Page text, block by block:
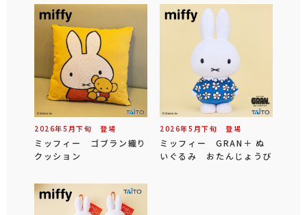
2026年5 月下旬 登場
ミッフィー ゴブラン織り
クッション
2026年5 月下旬 登場
ミッフィー GRAN＋ ぬ
いぐるみ おたんじょうび